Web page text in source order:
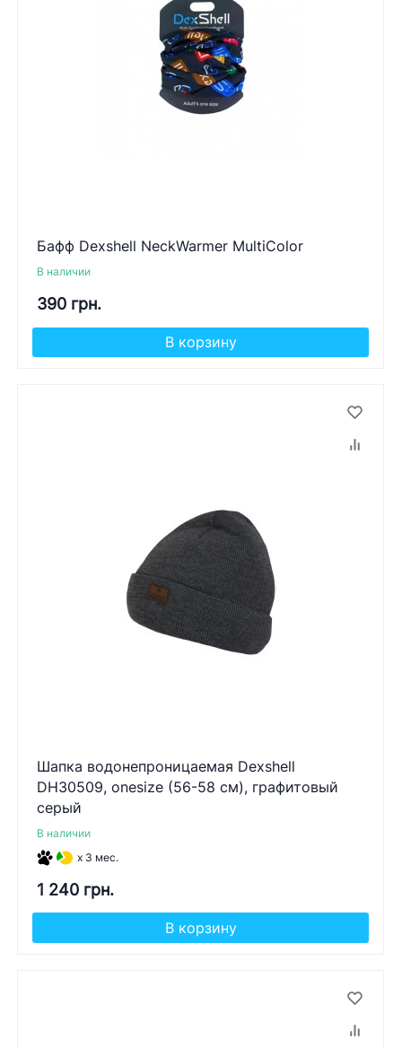
Бафф Dexshell NeckWarmer MultiColor
В наличии
390 грн.
В корзину
Шапка водонепроницаемая Dexshell
DH30509, onesize (56-58 см), графитовый
серый
В наличии
x 3 мес.
1 240 грн.
В корзину